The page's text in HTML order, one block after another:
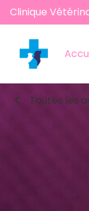
Clinique
chevron_left Toutes les